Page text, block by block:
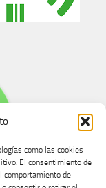
como las cookies
El consentimiento de
comportamiento de